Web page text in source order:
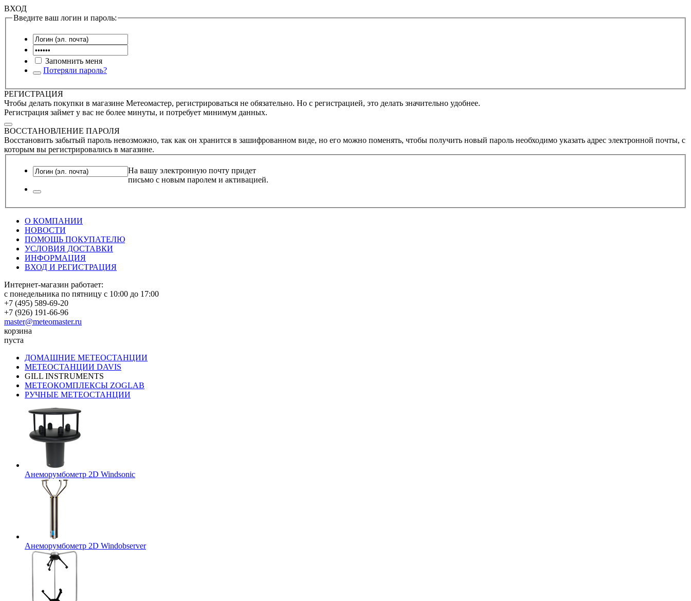
ВХОД
Введите ваш логин и пароль:
Запомнить меня
Потеряли пароль?
РЕГИСТРАЦИЯ
Чтобы делать покупки в магазине Метеомастер, регистрироваться не обязательно. Но с регистрацией, это делать значительно удобнее.
Регистрация займет у вас не более минуты, и потребует минимум данных.
ВОССТАНОВЛЕНИЕ ПАРОЛЯ
Восстановить забытый пароль невозможно, так как он хранится в зашифрованном виде, но его можно поменять, чтобы получить новый пароль необходимо указать адрес электронной почты, с
которым вы регистрировались в магазине.
На вашу электронную почту придет
письмо с новым паролем и активацией.
О КОМПАНИИ
НОВОСТИ
ПОМОЩЬ ПОКУПАТЕЛЮ
УСЛОВИЯ ДОСТАВКИ
ИНФОРМАЦИЯ
ВХОД И РЕГИСТРАЦИЯ
Интернет-магазин работает:
с понедельника по пятницу с 10:00 до 17:00
+7 (495) 589-69-20
+7 (926) 191-66-96
master@meteomaster.ru
корзина
пуста
ДОМАШНИЕ МЕТЕОСТАНЦИИ
МЕТЕОСТАНЦИИ DAVIS
GILL INSTRUMENTS
МЕТЕОКОМПЛЕКСЫ ZOGLAB
РУЧНЫЕ МЕТЕОСТАНЦИИ
Анеморумбометр 2D Windsonic
Анеморумбометр 2D Windobserver